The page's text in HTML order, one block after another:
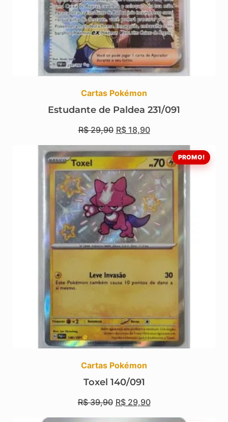
Cartas Pokémon
Estudante de Paldea 231/091
R$29,90 R$18,90
PROMO!
Cartas Pokémon
Toxel 140/091
R$39,90 R$29,90